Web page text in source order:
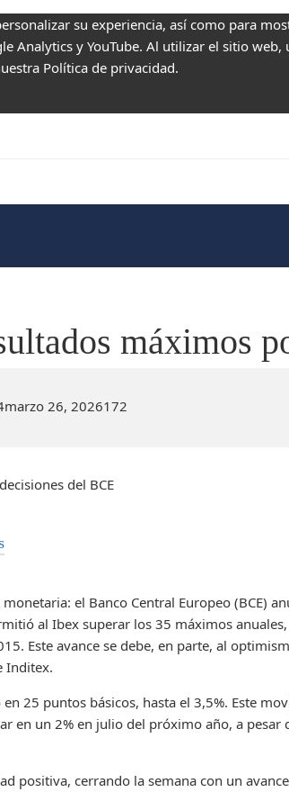
su experiencia, así como para
Analytics y YouTube. Al utilizar el sitio
Política de privacidad.
máximos
marzo 26, 2026172
del BCE
el Banco Central Europeo (BCE)
al Ibex superar los 35 máximos
Este avance se debe, en parte, al
Inditex.
25 puntos básicos, hasta el 3,5%. Este
en un 2% en julio del próximo año, a pesar
positiva, cerrando la semana con un